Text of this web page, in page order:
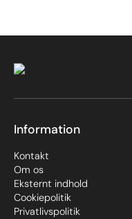
Information
Kontakt
Om os
Eksternt indhold
Cookiepolitik
Privatlivspolitik